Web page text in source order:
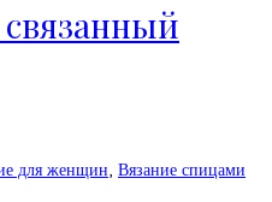
для женщин, Вязание спицами